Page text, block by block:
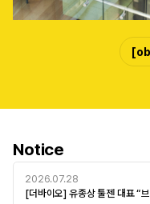
Notice
2026.07.28
[더바이오] 유종상 툴젠 대표 “